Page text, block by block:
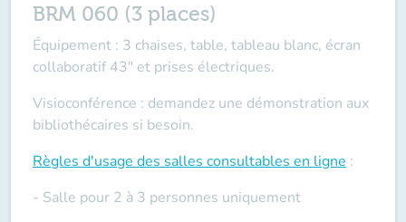
BRM 060 (3 places)
Équipement : 3 chaises, table, tableau blanc, écran
collaboratif 43" et prises électriques.
Visioconférence : demandez une démonstration aux
bibliothécaires si besoin.
Règles d'usage des salles consultables en ligne :
- Salle pour 2 à 3 personnes uniquement